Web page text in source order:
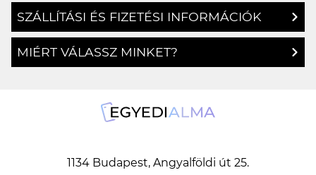
SZÁLLÍTÁSI ÉS FIZETÉSI INFORMÁCIÓK
MIÉRT VÁLASSZ MINKET?
1134 Budapest, Angyalföldi út 25.